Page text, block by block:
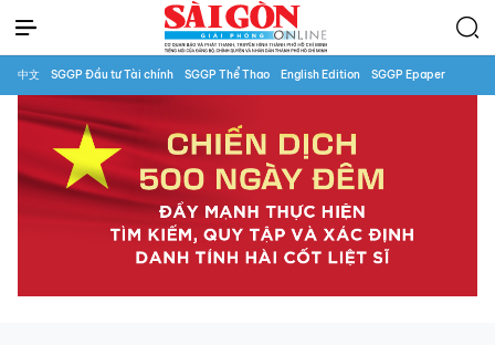
中文 SGGP Đầu tư Tài chính SGGP Thể Thao English Edition SGGP Epaper